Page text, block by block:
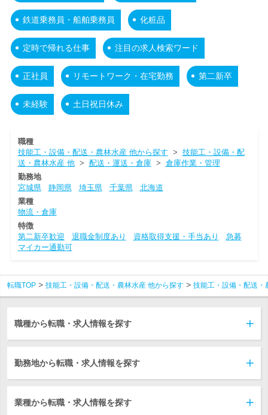
鉄道乗務員・船舶乗務員 化粧品
定時で帰れる仕事 注目の求人検索ワード
正社員 リモートワーク・在宅勤務 第二新卒
未経験 土日祝日休み
職種
技能工・設備・配送・農林水産 他から探す > 技能工・設備・配
送・農林水産 他> 配送・運送・倉庫> 倉庫作業・管理
勤務地
宮城県
静岡県 埼玉県 千葉県
北海道
業種
物流・倉庫
特徴
第二新卒歓迎
退職金制度あり 資格取得支援・手当あり
急募
マイカー通勤可
転職TOP 技能工・設備・配送・農林水産 他から探す 技能工・設備・配送・
職種から転職・求人情報を探す
勤務地から転職・求人情報を探す
業種から転職・求人情報を探す